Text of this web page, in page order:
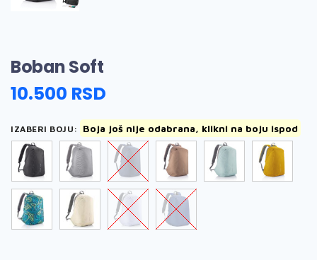
Boban Soft
10.500 RSD
IZABERI BOJU : Boja još nije odabrana, klikni na boju ispod